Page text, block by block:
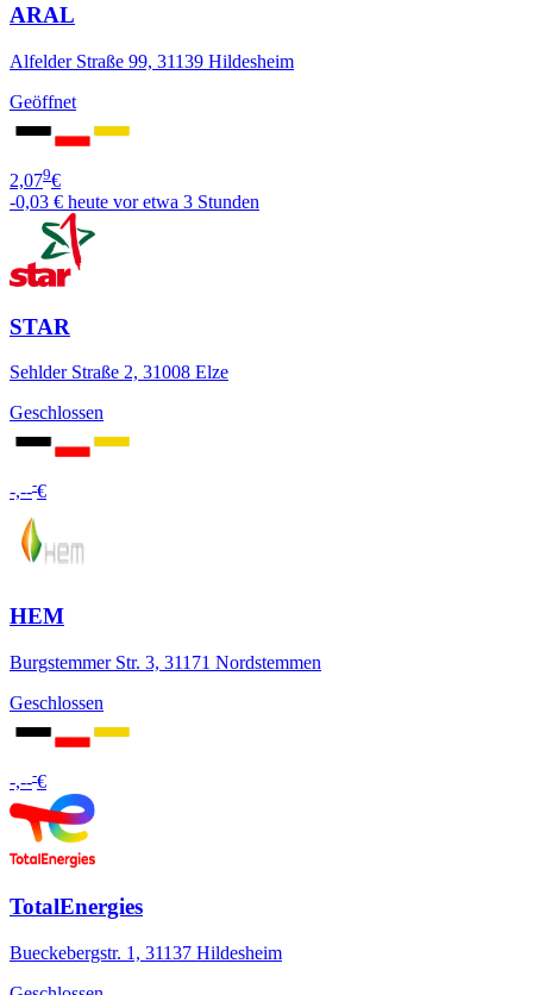
ARAL
Alfelder Straße 99, 31139 Hildesheim
Geöffnet
2,079€
-0,03 € heute vor etwa 3 Stunden
STAR
Sehlder Straße 2, 31008 Elze
Geschlossen
-,---€
HEM
Burgstemmer Str. 3, 31171 Nordstemmen
Geschlossen
-,---€
TotalEnergies
Bueckebergstr. 1, 31137 Hildesheim